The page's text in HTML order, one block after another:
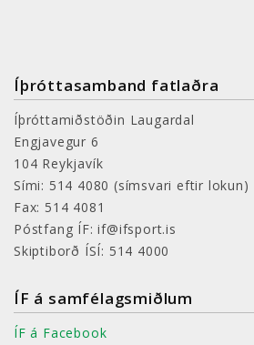
Íþróttasamband fatlaðra
Íþróttamiðstöðin Laugardal
Engjavegur 6
104 Reykjavík
Sími: 514 4080(símsvari eftir lokun)
Fax: 514 4081
Póstfang ÍF: if@ifsport.is
Skiptiborð ÍSÍ: 514 4000
ÍF á samfélagsmiðlum
ÍF á Facebook